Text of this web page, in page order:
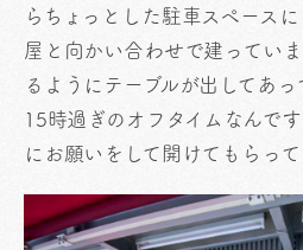
らちょっとした駐車スペース
屋と向かい合わせで建ってい
るようにテーブルが出してあっ
15時過ぎのオフタイムなんで
にお願いをして開けてもらって